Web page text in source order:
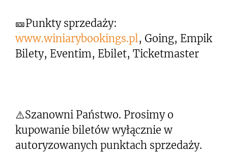
🎫Punkty sprzedaży:
www.winiarybookings.pl, Going, Empik
Bilety, Eventim, Ebilet, Ticketmaster
⚠️Szanowni Państwo. Prosimy o
kupowanie biletów wyłącznie w
autoryzowanych punktach sprzedaży.